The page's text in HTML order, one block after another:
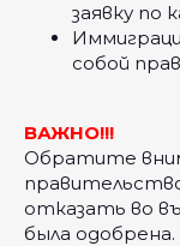
заявку по
собой
ВАЖНО!!!
Обратите
отказать во
была